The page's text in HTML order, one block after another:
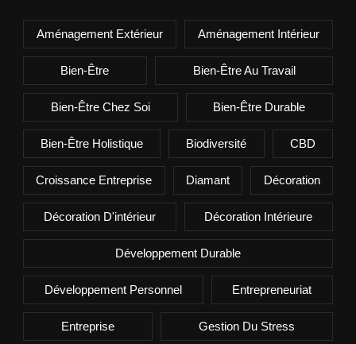
Aménagement Extérieur Aménagement Intérieur
Bien-Être Bien-Être Au Travail
Bien-Être Chez Soi Bien-Être Durable
Bien-Être Holistique Biodiversité CBD
Croissance Entreprise Diamant Décoration
Décoration D'intérieur Décoration Intérieure
Développement Durable
Développement Personnel Entrepreneuriat
Entreprise Gestion Du Stress